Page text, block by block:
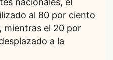
nacionales, el
al 80 por ciento
mientras el 20 por
a la